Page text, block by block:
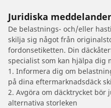
Juridiska
De belastnings- och/eller
skilja sig något från
fordonsetiketten. Din
specialist som kan hjälpa dig
1. Informera dig om
på dina eftermarknadsdäck
2. Avgöra om däcktrycket
alternativa storleken